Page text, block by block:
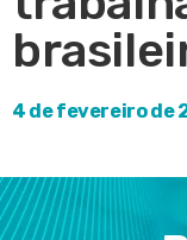
4 de fevereiro de